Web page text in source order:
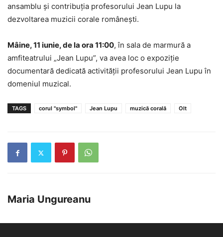
ansamblu și contribuția profesorului Jean Lupu la
dezvoltarea muzicii corale românești.
Mâine, 11 iunie, de la ora 11:00, în sala de marmură a
amfiteatrului „Jean Lupu”, va avea loc o expoziție
documentară dedicată activității profesorului Jean Lupu în
domeniul muzical.
TAGS corul "symbol" Jean Lupu muzică corală Olt
Maria Ungureanu